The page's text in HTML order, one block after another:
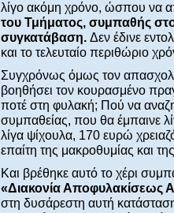
λίγο ακόμη χρόνο, ώσπου να
του Τμήματος, συμπαθής
συγκατάβαση. Δεν έδινε
και το τελευταίο περιθώριο
Συγχρόνως όμως τον
βοηθήσει τον κουρασμένο
ποτέ στη φυλακή; Πού να
συμπαθείας, που θα έμπαινε
λίγα ψίχουλα, 170 ευρώ
επαίτη της μακροθυμίας και
Και βρέθηκε αυτό το χέρι
«Διακονία
στη δυσάρεστη αυτή